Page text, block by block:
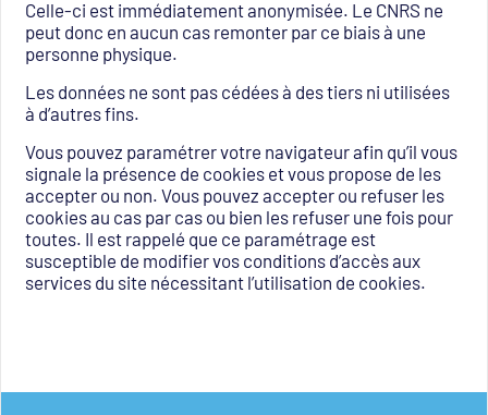
Celle-ci est immédiatement anonymisée. Le CNRS ne
peut donc en aucun cas remonter par ce biais à une
personne physique.
Les données ne sont pas cédées à des tiers ni utilisées
à d’autres fins.
Vous pouvez paramétrer votre navigateur afin qu’il vous
signale la présence de cookies et vous propose de les
accepter ou non. Vous pouvez accepter ou refuser les
cookies au cas par cas ou bien les refuser une fois pour
toutes. Il est rappelé que ce paramétrage est
susceptible de modifier vos conditions d’accès aux
services du site nécessitant l’utilisation de cookies.